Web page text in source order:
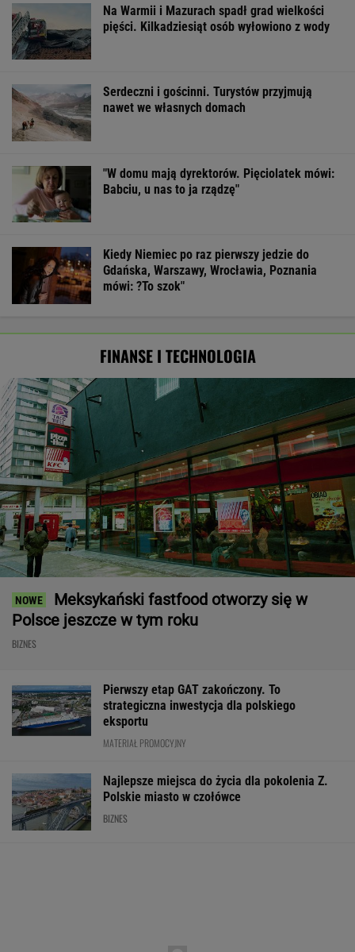
Na Warmii i Mazurach spadł grad wielkości
pięści. Kilkadziesiąt osób wyłowiono z wody
Serdeczni i gościnni. Turystów przyjmują
nawet we własnych domach
"W domu mają dyrektorów. Pięciolatek mówi:
Babciu, u nas to ja rządzę"
Kiedy Niemiec po raz pierwszy jedzie do
Gdańska, Warszawy, Wrocławia, Poznania
mówi: ?To szok"
FINANSE I TECHNOLOGIA
Meksykański fastfood otworzy się w
Polsce jeszcze w tym roku
BIZNES
Pierwszy etap GAT zakończony. To
strategiczna inwestycja dla polskiego
eksportu
MATERIAŁ PROMOCYJNY
Najlepsze miejsca do życia dla pokolenia Z.
Polskie miasto w czołówce
BIZNES